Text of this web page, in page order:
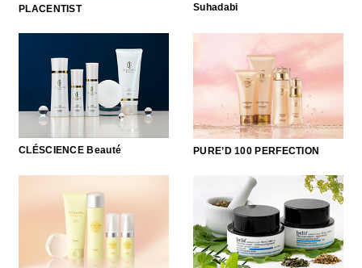
PLACENTIST Suhadabi
CLÉSCIENCE Beauté PURE’D 100 PERFECTION